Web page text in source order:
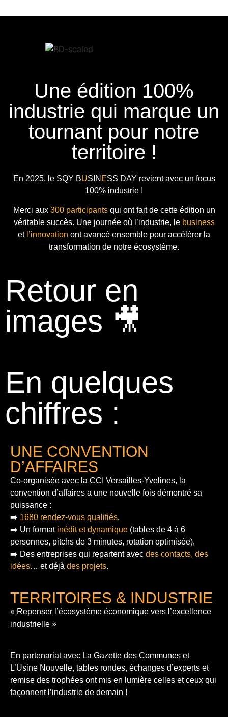
Une édition 100%
industrie qui marque un
tournant pour notre
territoire !
En 2025, le SQY BUSIN ESS DAY revient avec un focus
100% industrie !
Merci aux 300 participantsqui ont fait de cette édition un
véritable succès. Une journée où l’industrie, le business
et l’innovation ont avancé ensemble pour accélérer la
transformation de notre écosystème.
Retour en
images 🎥
En quelques
chiffres :
UNE CONVENTION
D’AFFAIRES
Co-organisée avec la CCI Versailles-Yvelines, la
convention d’affaires a une nouvelle fois démontré sa
puissance :
➡️ 1680 rendez-vous qualifiés,
➡️ Un format inédit et dynamique (tables de 4 à 6
personnes, pitchs de 3 minutes, rotation optimisée),
➡️ Des entreprises qui repartent avec des contacts, des
idées… et déjà des projets.
TERRITOIRES & INDUSTRIE
« Repenser l’écosystème économique vers l’excellence
industrielle »
En partenariat avec La Gazette des Communes et
L’Usine Nouvelle, tables rondes, échanges d’experts et
remise des trophées ont mis en lumière celles et ceux qui
façonnent l’industrie de demain !